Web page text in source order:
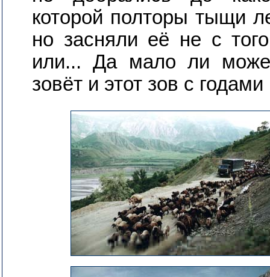
которой полторы тыщи
но засняли её не с
или... Да мало ли
зовёт и этот зов с